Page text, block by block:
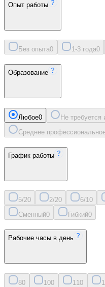
Опыт работы
Без опыта0 1-3 года0
Образование
Любое0 Не
Среднее
График работы
5/20 2/20 6/10
Сменный0 Гибкий0
Рабочие часы в день
80 100 11 0